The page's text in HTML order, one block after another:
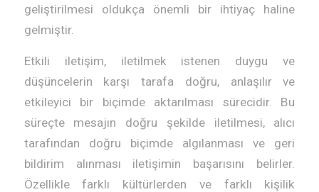
geliştirilmesi oldukça önemli bir ihtiyaç haline
gelmiştir.
Etkili iletişim, iletilmek istenen duygu ve
düşüncelerin karşı tarafa doğru, anlaşılır ve
etkileyici bir biçimde aktarılması sürecidir. Bu
süreçte mesajın doğru şekilde iletilmesi, alıcı
tarafından doğru biçimde algılanması ve geri
bildirim alınması iletişimin başarısını belirler.
Özellikle farklı kültürlerden ve farklı kişilik